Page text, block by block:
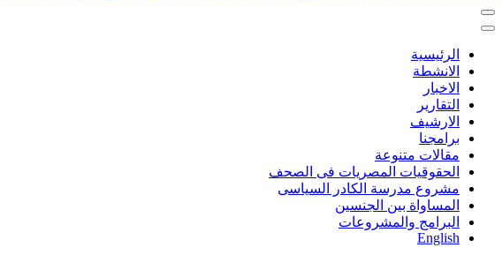
الرئيسية
الانشطة
الاخبار
التقارير
الارشيف
برامجنا
مقالات متنوعة
الحقوقيات المصريات فى الصحف
مشروع مدرسة الكادر السياسى
المساواة بين الجنسين
البرامج والمشروعات
English